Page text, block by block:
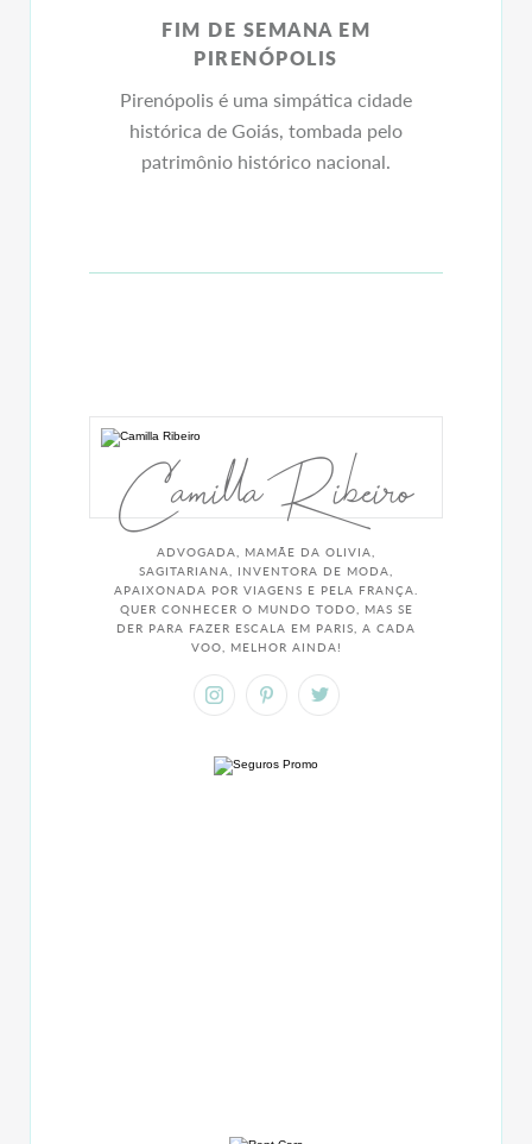
FIM DE SEMANA EM
PIRENÓPOLIS
Pirenópolis é uma simpática cidade
histórica de Goiás, tombada pelo
patrimônio histórico nacional.
Camilla Ribeiro
ADVOGADA, MAMÃE DA OLIVIA,
SAGITARIANA, INVENTORA DE MODA,
APAIXONADA POR VIAGENS E PELA FRANÇA.
QUER CONHECER O MUNDO TODO, MAS SE
DER PARA FAZER ESCALA EM PARIS, A CADA
VOO, MELHOR AINDA!